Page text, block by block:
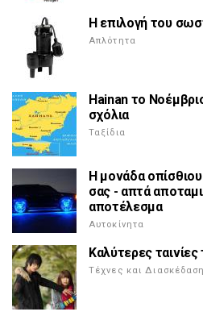
Η επιλογή του
Απλότητα
Hainan το
σχόλια
Ταξίδια
Η μονάδα
σας - απτά
αποτέλεσμα
Αυτοκίνητα
Καλύτερες
Τέχνες και Διασκέδαση